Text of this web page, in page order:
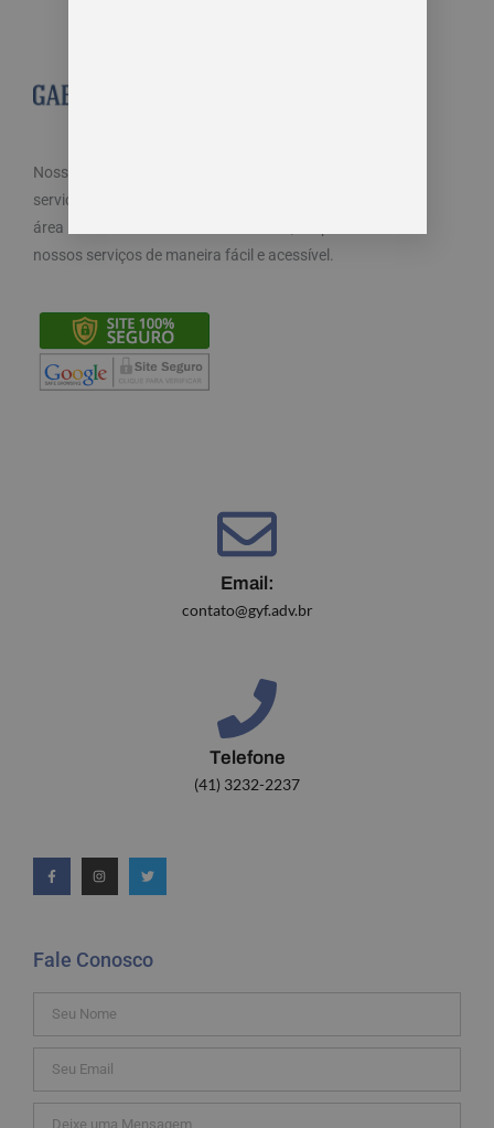
Nosso objetivo é cuidar dos seus direitos e oferecemos
serviços especializados e diferenciados atendendo a
área trabalhista do direito. Por isso, disponibilizamos
nossos serviços de maneira fácil e acessível.
Email:
contato@gyf.adv.br
Telefone
(41) 3232-2237
Fale Conosco